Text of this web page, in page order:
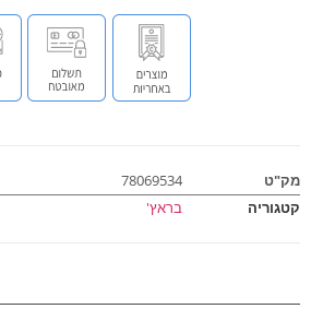
למה לקוחות קונים
איסוף עצמי, קניה מאובטחת ושירות